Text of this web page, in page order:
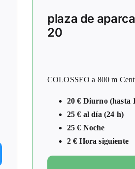
plaza de
20
COLOSSEO a 800 m
20 € Diurno (hasta
25 € al día (24 h)
25 € Noche
2 € Hora siguiente